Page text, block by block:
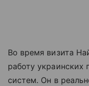
Во время визита
работу украинских
систем. Он в